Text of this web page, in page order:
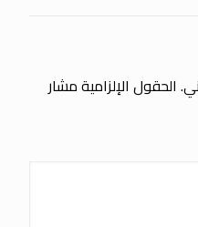
الحقول الإلزامية مشار